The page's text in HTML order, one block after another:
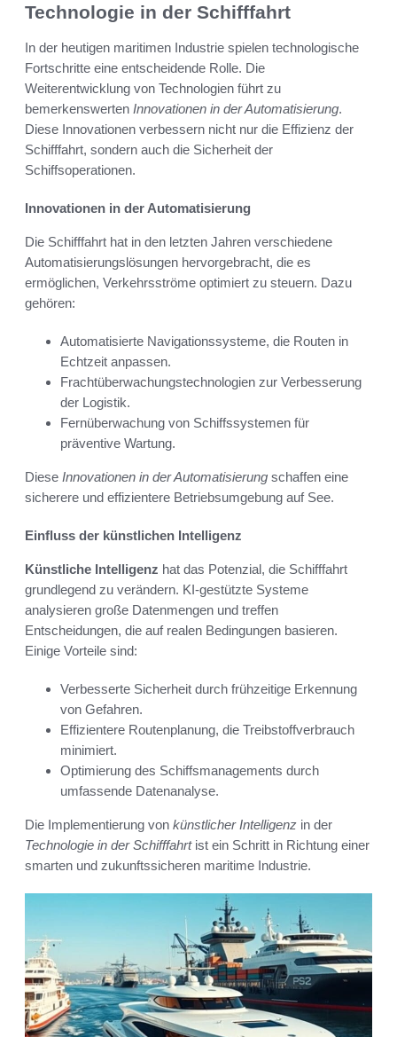
Technologie in der Schifffahrt
In der heutigen maritimen Industrie spielen technologische
Fortschritte eine entscheidende Rolle. Die
Weiterentwicklung von Technologien führt zu
bemerkenswerten Innovationen in der Automatisierung.
Diese Innovationen verbessern nicht nur die Effizienz der
Schifffahrt, sondern auch die Sicherheit der
Schiffsoperationen.
Innovationen in der Automatisierung
Die Schifffahrt hat in den letzten Jahren verschiedene
Automatisierungslösungen hervorgebracht, die es
ermöglichen, Verkehrsströme optimiert zu steuern. Dazu
gehören:
Automatisierte Navigationssysteme, die Routen in
Echtzeit anpassen.
Frachtüberwachungstechnologien zur Verbesserung
der Logistik.
Fernüberwachung von Schiffssystemen für
präventive Wartung.
Diese Innovationen in der Automatisierung schaffen eine
sicherere und effizientere Betriebsumgebung auf See.
Einfluss der künstlichen Intelligenz
Künstliche Intelligenz hat das Potenzial, die Schifffahrt
grundlegend zu verändern. KI-gestützte Systeme
analysieren große Datenmengen und treffen
Entscheidungen, die auf realen Bedingungen basieren.
Einige Vorteile sind:
Verbesserte Sicherheit durch frühzeitige Erkennung
von Gefahren.
Effizientere Routenplanung, die Treibstoffverbrauch
minimiert.
Optimierung des Schiffsmanagements durch
umfassende Datenanalyse.
Die Implementierung von künstlicher Intelligenz in der
Technologie in der Schifffahrtist ein Schritt in Richtung einer
smarten und zukunftssicheren maritime Industrie.